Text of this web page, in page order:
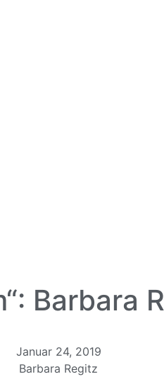
Barbara
Januar 24, 2019
Barbara Regitz